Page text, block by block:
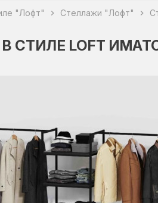
"Лофт" chevron_right Стеллажи "Лофт" chevron_right
СТИЛЕ LOFT